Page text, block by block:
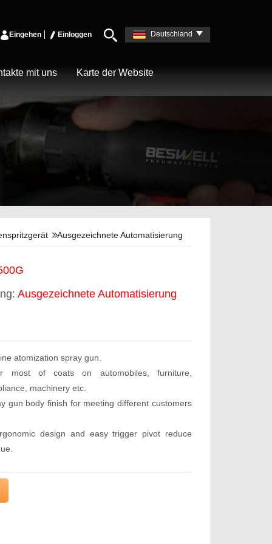
Eingehen Einloggen Deutschland
mit uns Karte der Website
Ausgezeichnete Automatisierung
Ausgezeichnete Automatisierung
atomization spray gun.
most of coats on automobiles, furniture,
machinery etc.
gun body finish for meeting different customers
design and easy trigger pivot reduce